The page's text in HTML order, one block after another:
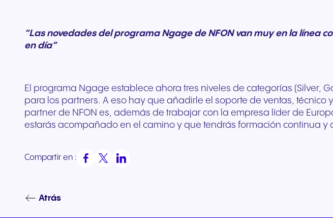
“Las novedades del programa Ngage de NFON van muy en la línea
en día”
El programa Ngage establece ahora tres niveles de categorías (Silver,
para los partners. A eso hay que añadirle el soporte de ventas, técnico
partner de NFON es, además de trabajar con la empresa líder de
estarás acompañado en el camino y que tendrás formación continua
Compartir en :
Atrás